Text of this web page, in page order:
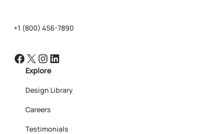
+1 (800) 456-7890
Facebook X Instagram LinkedIn
Explore
Design Library
Careers
Testimonials